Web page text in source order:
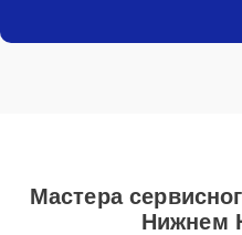
Мастера
Нижнем